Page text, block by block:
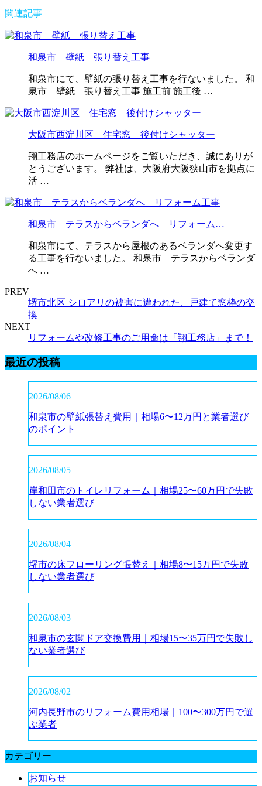
関連記事
和泉市 壁紙 張り替え工事
和泉市にて、壁紙の張り替え工事を行ないました。 和
泉市 壁紙 張り替え工事 施工前 施工後 …
大阪市西淀川区 住宅窓 後付けシャッター
翔工務店のホームページをご覧いただき、誠にありが
とうございます。 弊社は、大阪府大阪狭山市を拠点に
活 …
和泉市 テラスからベランダへ リフォーム…
和泉市にて、テラスから屋根のあるベランダへ変更す
る工事を行ないました。 和泉市 テラスからベランダ
へ …
PREV
堺市北区 シロアリの被害に遭われた、戸建て窓枠の交
換
NEXT
リフォームや改修工事のご用命は「翔工務店」まで！
最近の投稿
2026/08/06
和泉市の壁紙張替え費用｜相場6〜12万円と業者選び
のポイント
2026/08/05
岸和田市のトイレリフォーム｜相場25〜60万円で失敗
しない業者選び
2026/08/04
堺市の床フローリング張替え｜相場8〜15万円で失敗
しない業者選び
2026/08/03
和泉市の玄関ドア交換費用｜相場15〜35万円で失敗し
ない業者選び
2026/08/02
河内長野市のリフォーム費用相場｜100〜300万円で選
ぶ業者
カテゴリー
お知らせ